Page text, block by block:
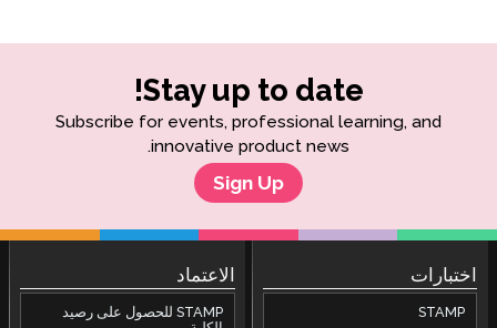
Stay up to date!
Subscribe for events, professional learning, and
innovative product news.
Sign Up
اختبارات
STAMP
الاعتماد
STAMP للحصول على رصيد